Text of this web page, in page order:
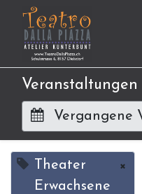
Veranstaltungen
Vergangene
Theater
Erwachsene
×